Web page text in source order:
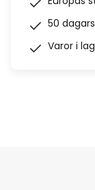
50
Varor i